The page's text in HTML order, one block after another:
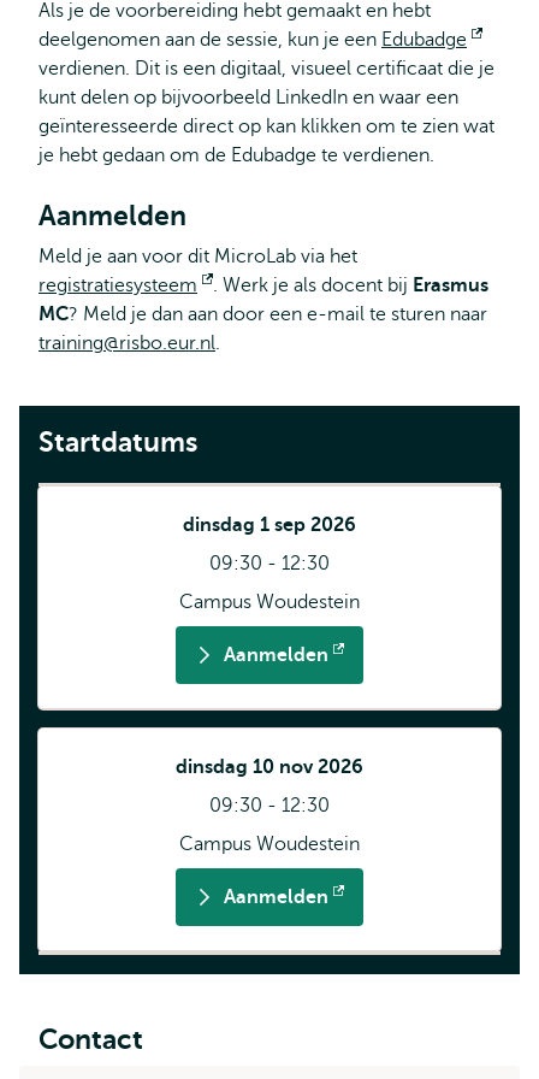
Als je de voorbereiding hebt gemaakt en hebt
deelgenomen aan de sessie, kun je een Edubadge
extern
verdienen. Dit is een digitaal, visueel certificaat die je
kunt delen op bijvoorbeeld LinkedIn en waar een
geïnteresseerde direct op kan klikken om te zien wat
je hebt gedaan om de Edubadge te verdienen.
Aanmelden
Meld je aan voor dit MicroLab via het
registratiesysteem
Opent
extern
. Werk je als docent bij Erasmus
MC? Meld je dan aan door een e-mail te sturen naar
training@risbo.eur.nl.
Startdatums
dinsdag 1 sep 2026
09:30 - 12:30
Campus Woudestein
Aanmelden
Opent
dinsdag 10 nov 2026
09:30 - 12:30
Campus Woudestein
Aanmelden
Opent
Contact